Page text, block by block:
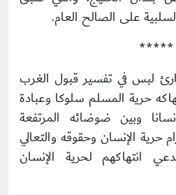
على الصالح العام.
*****
لبس في تفسير قبول الغرب
حرية المسلم سلوكا وعبادة
وبين ضوضائه المرتفعة
حرية الإنسان وحقوقه والتعالي
انتهاكهم لحرية الإنسان